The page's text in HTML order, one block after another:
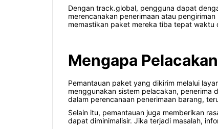
Dengan track.global, pengguna dapat
merencanakan penerimaan atau
memastikan paket mereka tiba tepat waktu
Mengapa
Pemantauan paket yang dikirim melalui
menggunakan sistem pelacakan, penerima
dalam perencanaan penerimaan barang,
Selain itu, pemantauan juga memberikan
dapat diminimalisir. Jika terjadi masalah,